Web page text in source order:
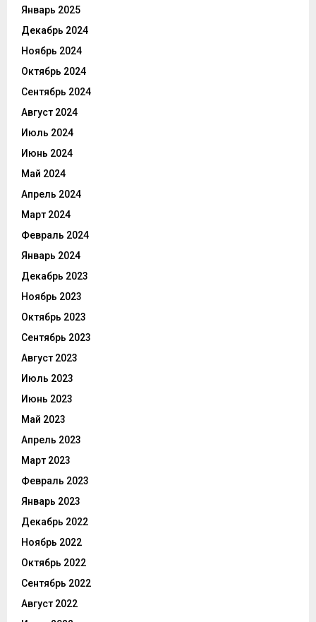
Январь 2025
Декабрь 2024
Ноябрь 2024
Октябрь 2024
Сентябрь 2024
Август 2024
Июль 2024
Июнь 2024
Май 2024
Апрель 2024
Март 2024
Февраль 2024
Январь 2024
Декабрь 2023
Ноябрь 2023
Октябрь 2023
Сентябрь 2023
Август 2023
Июль 2023
Июнь 2023
Май 2023
Апрель 2023
Март 2023
Февраль 2023
Январь 2023
Декабрь 2022
Ноябрь 2022
Октябрь 2022
Сентябрь 2022
Август 2022